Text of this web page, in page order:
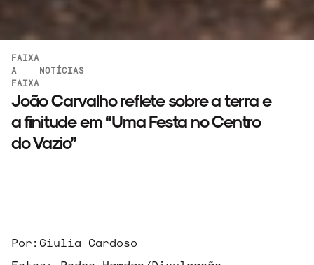
FAIXA
A
FAIXA
NOTÍCIAS
João Carvalho reflete sobre a terra e
a finitude em “Uma Festa no Centro
do Vazio”
Por: Giulia Cardoso